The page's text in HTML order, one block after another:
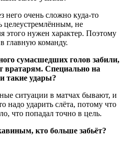
очень сложно куда-то
целеустремлённым, не
этого нужен характер. Поэтому
главную команду.
сумасшедших голов забили,
вратарям. Специально на
такие удары?
ситуации в матчах бывают, и
надо ударить слёта, потому что
что попадал точно в цель.
кто больше забьёт?